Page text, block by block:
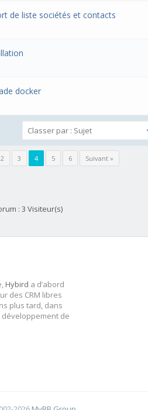
de liste sociétés et contacts
docker
2 3 4 5 6 Suivant »
: 3 Visiteur(s)
Hybird a d’abord
des CRM libres
plus tard, dans
développement de